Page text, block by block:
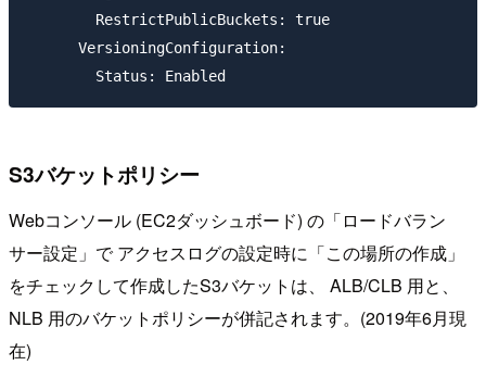
        RestrictPublicBuckets: true
      VersioningConfiguration:
S3バケットポリシー
Webコンソール (EC2ダッシュボード) の「ロードバラン
サー設定」で アクセスログの設定時に「この場所の作成」
をチェックして作成したS3バケットは、 ALB/CLB 用と、
NLB 用のバケットポリシーが併記されます。(2019年6月現
在)